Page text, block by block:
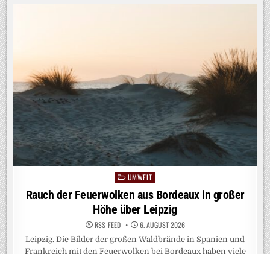
Posted
in
UMWELT
Rauch der Feuerwolken aus Bordeaux in großer
Höhe über Leipzig
RSS-FEED 6. AUGUST 2026
Leipzig. Die Bilder der großen Waldbrände in Spanien und
Frankreich mit den Feuerwolken bei Bordeaux haben viele